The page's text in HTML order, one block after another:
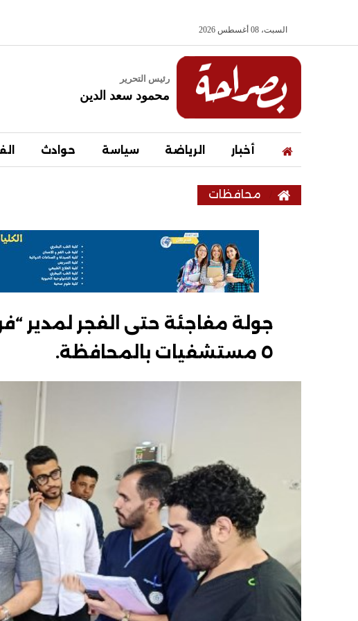
السبت، 08 أغسطس 2026
رئيس التحرير
محمود سعد الدين
أخبار الرياضة سياسة حوادث
محافظات
جولة مفاجئة حتى الفجر لمدير
٥ مستشفيات بالمحافظة.